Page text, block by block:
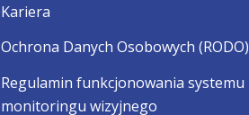
Kariera
Ochrona Danych Osobowych (RODO)
Regulamin funkcjonowania systemu
monitoringu wizyjnego